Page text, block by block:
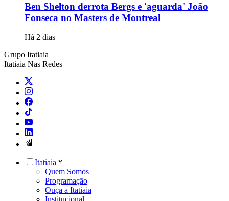
Ben Shelton derrota Bergs e 'aguarda' João
Fonseca no Masters de Montreal
Há 2 dias
Grupo Itatiaia
Itatiaia Nas Redes
Itatiaia
Quem Somos
Programação
Ouça a Itatiaia